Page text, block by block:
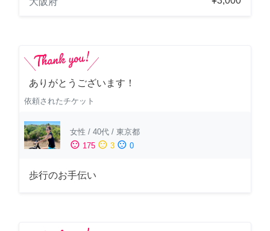
ありがとうございます！
依頼されたチケット
女性 / 40代 / 東京都
sentiment_satisfied 175 sentiment_neutral 3 sentiment_dissatisfied 0
歩行のお手伝い